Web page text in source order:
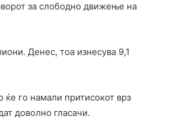
за слободно движење на
Денес, тоа изнесува 9,1
ќе го намали притисокот врз
доволно гласачи.